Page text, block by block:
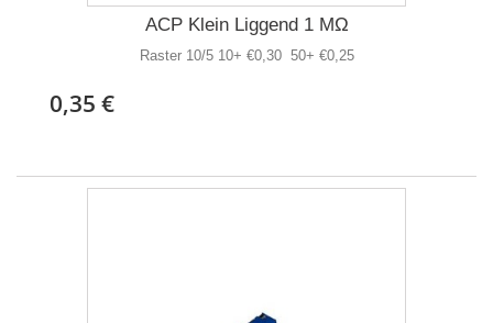
ACP Klein Liggend 1 MΩ
Raster 10/5 10+ €0,30 50+ €0,25
0,35 €